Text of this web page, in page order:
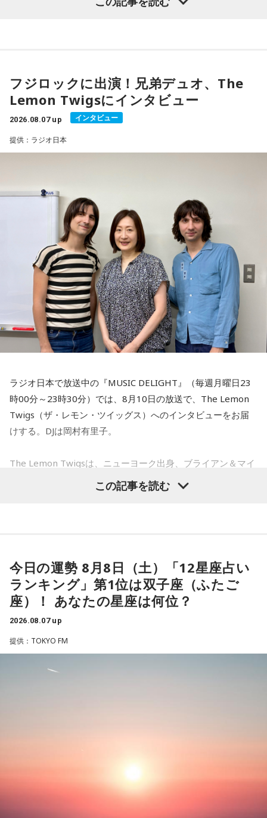
て、7年ぶり21枚目となるオリジナルアルバム「Birthday」
フジロックに出演！兄弟デュオ、The
Lemon Twigsにインタビュー
2026.08.07 up インタビュー
提供：ラジオ日本
ラジオ日本で放送中の『MUSIC DELIGHT』（毎週月曜日23
時00分～23時30分）では、8月10日の放送で、The Lemon
Twigs（ザ・レモン・ツイッグス）へのインタビューをお届
けする。DJは岡村有里子。
The Lemon Twigsは、ニューヨーク出身、ブライアン＆マイ
ケル・ダダリオによる兄弟デュオ。2016年にアルバム『Do
Hollywood』で鮮烈なデビューを果たし、60〜70年代ポップ
For Your Mind!』を発表し、FUJI ROCK FESTIVAL ’26に出
演。新作からの楽曲も多数披露し、満員のレッドマーキーを
沸かせた。
番組では、9年ぶりの出演となったフジロックの話をはじめ、
最新作や楽曲制作、お互いのミュージシャンとしての魅力に
ついて伺う。
この記事を読む
今日の運勢 8月8日（土）「12星座占い
ランキング」第1位は双子座（ふたご
座）！ あなたの星座は何位？
2026.08.07 up
提供：TOKYO FM